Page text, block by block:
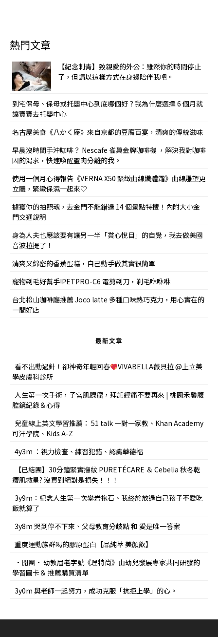
熱門文章
【紀念刺青】致親愛的外公：雖然你的時間停止
了，但請以這樣方式在身邊陪伴我吧。
到宅保母、保母或托嬰中心到底哪個好？我為什麼選擇 6 個月就
讓寶寶去托嬰中心
名古屋美食《八かく庵》來自京都的豆腐百宴，清爽的傳統滋味
早晨沒時間手沖咖啡？ Nescafe 雀巢金牌咖啡機 ，解決我對咖啡
因的渴求，快速喚醒靈肉分離的我。
使用一個月心得報告《VERNA X50 緊緻曲線纖體霜》曲線雕塑更
立體，緊緻保濕一起來♡
擄獲你的拍照魂，去金門不能錯過 14 個景點特搜！內附大小金
門交通說明
身為人夫也應該要有讓另一半「賞心悅目」的自覺，我去做美國
音波拉提了！
清爽又綿密的香蕉蛋糕，自己動手做其實很簡單
寵物剃毛好幫手!PETPRO-C6 電剪剃刀，剃毛咻咻咻
台北松山咖啡廳推薦 Joco latte 多種口味熱巧克力，用心實在的
一間好店
最新文章
看不出動過針！卻神奇年輕回春
VIVABELLA薇貝拉 @上立美
學皮膚科診所
人生第一次手術，子宮肌腺瘤，拜託經痛不要再來 | 桃園禾馨腹
腔鏡紀錄＆心得
兒童線上英文學習推薦： 51 talk 一對一家教、Khan Academy
可汗學院、Kids A-Z
4y3m ：視力檢查、練習犯錯、認識華德福
【已結團】30分鐘緊實撫紋 PURETÉCARE ＆ Cebelia 秋冬乾
癢肌救星? 沒買到絕對是損失！！！
3y9m：紀念人生第一次攀岩抱石、我終於放過自己孩子不愛吃
飯就算了
3y8m 哭到停不下來、父母教育分歧點 和 愛是唯一答案
重度運動族群喝的膠原蛋白【品純萃 美顏飲】
•開團• 幼教屆老字號《理特尚》由幼兒發展專家共同研發的
學習圖卡＆ 推薦購買清單
3y0m 與老師一起努力，成功克服「抗拒上學」的心。